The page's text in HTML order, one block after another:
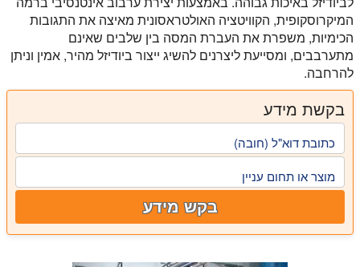
המיקרוסקופית, הקוויטציה האולטראסונית מאיצה את התגובות
הכימיות, משפרת את העברת המסה בין שלבים שאינם
מתערבבים, ומסייעת ליצרנים להשיג ייצור ביודיזל מהיר, אמין וניתן
להרחבה.
בקשת מידע
כתובת דוא"ל (חובה)
מוצר או תחום עניין
בקש מידע